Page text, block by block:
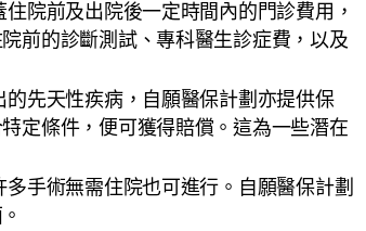
院前及出院後一定時間內的門診費用，
前的診斷測試、專科醫生診症費，以及
先天性疾病，自願醫保計劃亦提供保
定條件，便可獲得賠償。這為一些潛在
手術無需住院也可進行。自願醫保計劃